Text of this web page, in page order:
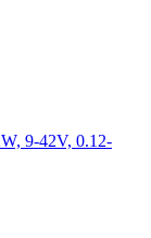
9-42V, 0.12-